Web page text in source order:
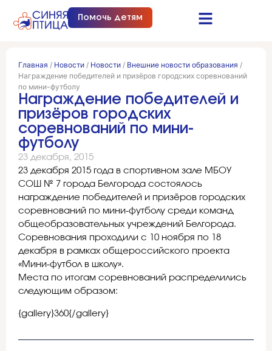
Помочь детям
Главная / Новости / Новости / Внешние новости образования /
Награждение победителей и призёров городских соревнований
по мини-футболу
Награждение победителей и
призёров городских
соревнований по мини-
футболу
23 декабря, 2015
23 декабря 2015 года в спортивном зале МБОУ
СОШ № 7 города Белгорода состоялось
награждение победителей и призёров городских
соревнований по мини-футболу среди команд
общеобразовательных учреждений Белгорода.
Соревнования проходили с 10 ноября по 18
декабря в рамках общероссийского проекта
«Мини-футбол в школу».
Места по итогам соревнований распределились
следующим образом:
{gallery}360{/gallery}